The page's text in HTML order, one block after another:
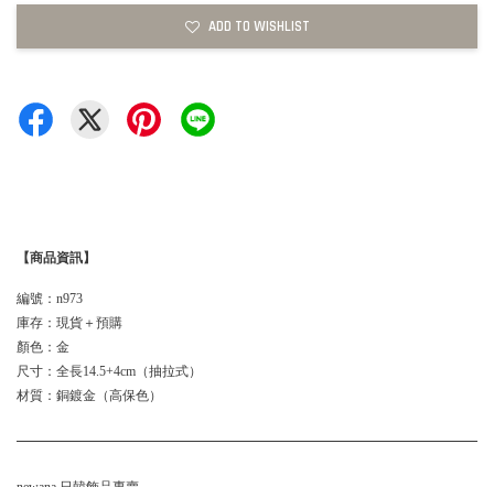
ADD TO WISHLIST
【商品資訊】
編號：n973
庫存：現貨＋預購
顏色：金
尺寸：全長14.5+4cm（抽拉式）
材質：銅鍍金（高保色）